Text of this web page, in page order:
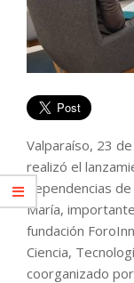
Valparaíso, 23
realizó el
dependencias
María,
fundación
Ciencia,
coorganizado